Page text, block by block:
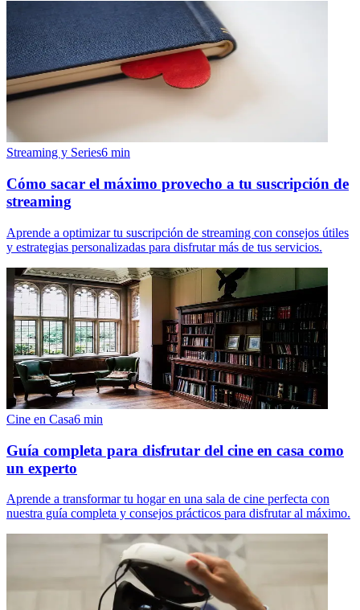
Streaming y Series6 min
Cómo sacar el máximo provecho a tu suscripción de
streaming
Aprende a optimizar tu suscripción de streaming con consejos útiles
y estrategias personalizadas para disfrutar más de tus servicios.
Cine en Casa6 min
Guía completa para disfrutar del cine en casa como
un experto
Aprende a transformar tu hogar en una sala de cine perfecta con
nuestra guía completa y consejos prácticos para disfrutar al máximo.